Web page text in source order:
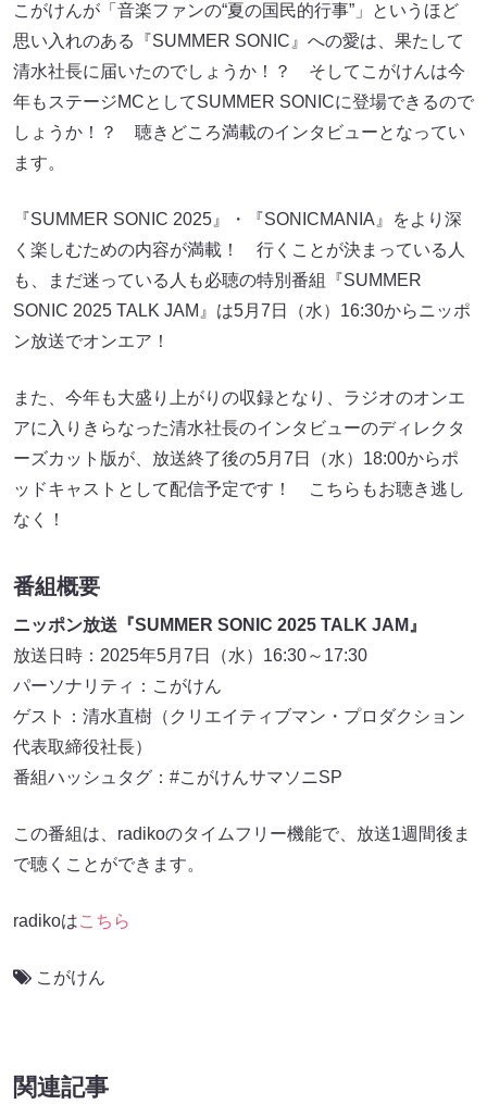
こがけんが「音楽ファンの“夏の国民的行事”」というほど
思い入れのある『SUMMER SONIC』への愛は、果たして
清水社長に届いたのでしょうか！？ そしてこがけんは今
年もステージMCとしてSUMMER SONICに登場できるので
しょうか！？ 聴きどころ満載のインタビューとなってい
ます。
『SUMMER SONIC 2025』・『SONICMANIA』をより深
く楽しむための内容が満載！ 行くことが決まっている人
も、まだ迷っている人も必聴の特別番組『SUMMER
SONIC 2025 TALK JAM』は5月7日（水）16:30からニッポ
ン放送でオンエア！
また、今年も大盛り上がりの収録となり、ラジオのオンエ
アに入りきらなった清水社長のインタビューのディレクタ
ーズカット版が、放送終了後の5月7日（水）18:00からポ
ッドキャストとして配信予定です！ こちらもお聴き逃し
なく！
番組概要
ニッポン放送『SUMMER SONIC 2025 TALK JAM』
放送日時：2025年5月7日（水）16:30～17:30
パーソナリティ：こがけん
ゲスト：清水直樹（クリエイティブマン・プロダクション
代表取締役社長）
番組ハッシュタグ：#こがけんサマソニSP
この番組は、radikoのタイムフリー機能で、放送1週間後ま
で聴くことができます。
radikoはこちら
こがけん
関連記事